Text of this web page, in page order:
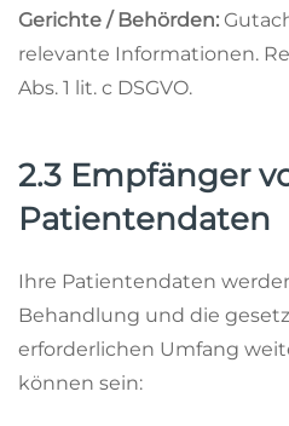
Gerichte / Behörden:
relevante Informationen.
Abs. 1 lit. c DSGVO.
2.3 Empfänger
Patientendaten
Ihre Patientendaten
Behandlung und die
erforderlichen Umfang
können sein: